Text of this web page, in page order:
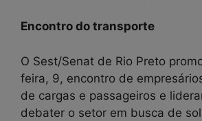
Encontro do transporte
O Sest/Senat de Rio Preto
feira, 9, encontro de
de cargas e passageiros e
debater o setor em busca de